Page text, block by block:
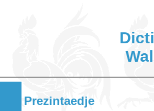
Prezintaedje